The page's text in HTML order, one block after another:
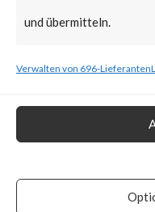
und übermitteln.
Verwalten von 696-Lieferanten
Citrix
exploited in
added the
Known
Catalog on
CISA